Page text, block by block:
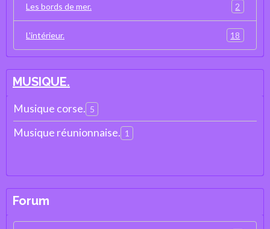
Les bords de mer. 2
L'intérieur. 18
MUSIQUE.
Musique corse. 5
Musique réunionnaise. 1
Forum